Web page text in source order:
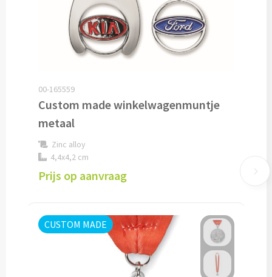
Proteine shakers bedrukken
IJsblokjes bedrukken
Alle drinkwaren
Custom made
Custom made drinkflessen
Lunch
00-165559
Custom made winkelwagenmuntje
metaal
Zinc alloy
4,4x4,2 cm
Prijs op aanvraag
CUSTOM MADE